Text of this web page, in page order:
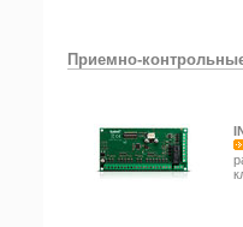
Приемно-